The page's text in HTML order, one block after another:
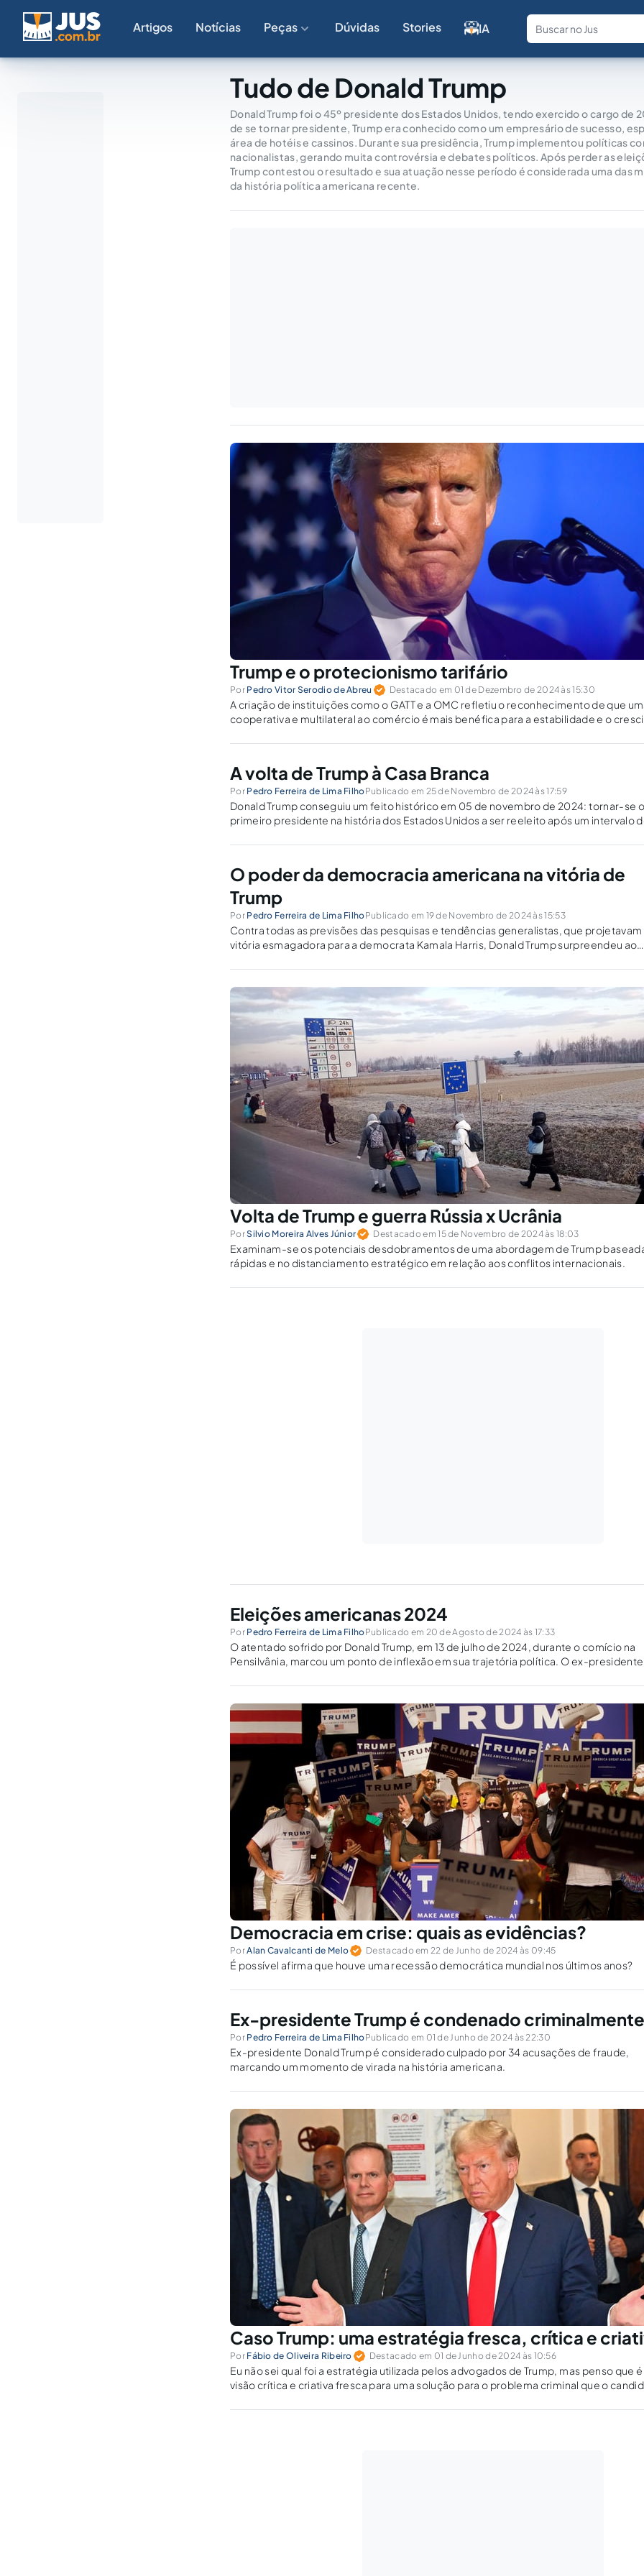
Artigos Notícias Peças Dúvidas Stories IA
Fale com
Tudo de Donald Trump
Donald Trump foi o 45º presidente dos Estados Unidos, tendo exercido o cargo de
de se tornar presidente, Trump era conhecido como um empresário de sucesso,
área de hotéis e cassinos. Durante sua presidência, Trump implementou políticas
nacionalistas, gerando muita controvérsia e debates políticos. Após perder as
Trump contestou o resultado e sua atuação nesse período é considerada uma das
da história política americana recente.
Trump e o protecionismo tarifário
Por Pedro Vitor Serodio de Abreu Destacado em 01 de Dezembro de 2024 às 15:30
A criação de instituições como o GATT e a OMC refletiu o reconhecimento de que
cooperativa e multilateral ao comércio é mais benéfica para a estabilidade e o
A volta de Trump à Casa Branca
Por Pedro Ferreira de Lima FilhoPublicado em 25 de Novembro de 2024 às 17:59
Donald Trump conseguiu um feito histórico em 05 de novembro de 2024: tornar-se o
primeiro presidente na história dos Estados Unidos a ser reeleito após um intervalo
O poder da democracia americana na vitória de
Trump
Por Pedro Ferreira de Lima FilhoPublicado em 19 de Novembro de 2024 às 15:53
Contra todas as previsões das pesquisas e tendências generalistas, que projetavam
vitória esmagadora para a democrata Kamala Harris, Donald Trump surpreendeu ao
presidência dos Estados Unidos....
Volta de Trump e guerra Rússia x Ucrânia
PorSilvio Moreira Alves Júnior Destacado em 15 de Novembro de 2024 às 18:03
Examinam-se os potenciais desdobramentos de uma abordagem de Trump
rápidas e no distanciamento estratégico em relação aos conflitos internacionais.
Eleições americanas 2024
Por Pedro Ferreira de Lima FilhoPublicado em 20 de Agosto de 2024 às 17:33
O atentado sofrido por Donald Trump, em 13 de julho de 2024, durante o comício na
Pensilvânia, marcou um ponto de inflexão em sua trajetória política. O ex-
gerando...
Democracia em crise: quais as evidências?
PorAlan Cavalcanti de Melo Destacado em 22 de Junho de 2024 às 09:45
É possível afirma que houve uma recessão democrática mundial nos últimos anos?
Ex-presidente Trump é condenado criminalmente
Por Pedro Ferreira de Lima FilhoPublicado em 01 de Junho de 2024 às 22:30
Ex-presidente Donald Trump é considerado culpado por 34 acusações de fraude,
marcando um momento de virada na história americana.
Caso Trump: uma estratégia fresca, crítica e
Por Fábio de Oliveira Ribeiro Destacado em 01 de Junho de 2024 às 10:56
Eu não sei qual foi a estratégia utilizada pelos advogados de Trump, mas penso que
visão crítica e criativa fresca para uma solução para o problema criminal que o